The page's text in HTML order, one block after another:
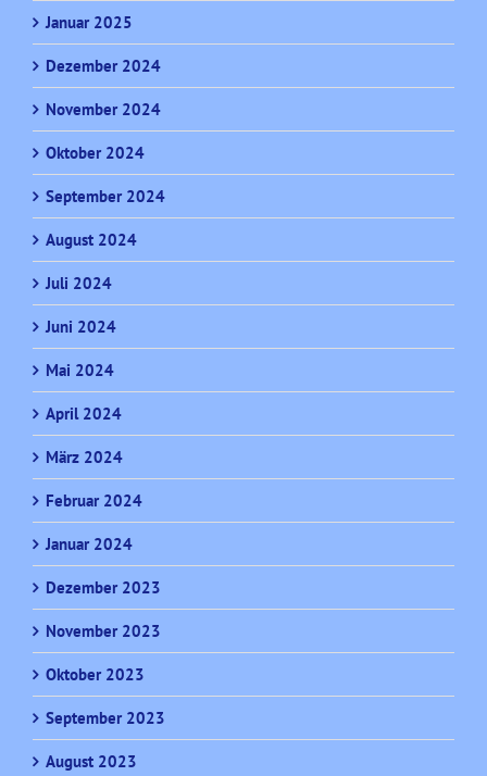
Januar 2025
Dezember 2024
November 2024
Oktober 2024
September 2024
August 2024
Juli 2024
Juni 2024
Mai 2024
April 2024
März 2024
Februar 2024
Januar 2024
Dezember 2023
November 2023
Oktober 2023
September 2023
August 2023